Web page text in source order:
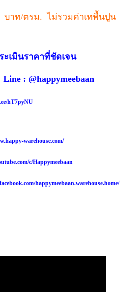
บาท/ตรม. ไม่รวมค่าเทพื้นปูน
เมินราคาที่ชัดเจน
: @happymeebaan
hT7pyNU
warehouse.com/
c/Happymeebaan
happymeebaan.warehouse.home/